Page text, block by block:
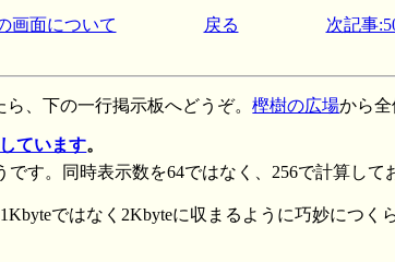
画面について 戻る 次記事
、下の一行掲示板へどうぞ。樫樹の広場から全
ています。
す。同時表示数を64ではなく、256で計算して
ではなく2Kbyteに収まるように巧妙につ